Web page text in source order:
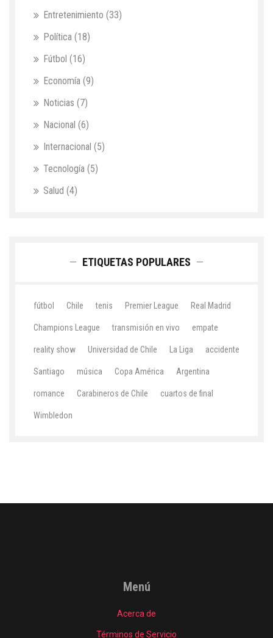
Entretenimiento (33)
Política (18)
Fútbol (16)
Economía (9)
Noticias (7)
Nacional (6)
Internacional (5)
Tecnología (5)
Salud (4)
ETIQUETAS POPULARES
fútbol Chile tenis Premier League Real Madrid
Champions League transmisión en vivo empate
reality show Universidad de Chile La Liga accidente
Santiago música Copa América Argentina
romance Carabineros de Chile cuartos de final
Wimbledon
Menú
Acerca de
Términos de Servicio